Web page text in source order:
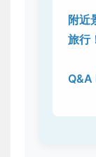
附近
旅行
Q&A